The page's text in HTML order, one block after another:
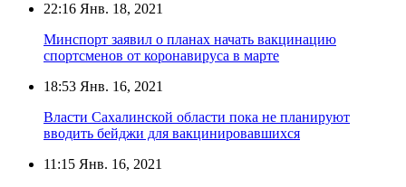
22:16 Янв. 18, 2021
Минспорт заявил о планах начать вакцинацию
спортсменов от коронавируса в марте
18:53 Янв. 16, 2021
Власти Сахалинской области пока не планируют
вводить бейджи для вакцинировавшихся
11:15 Янв. 16, 2021